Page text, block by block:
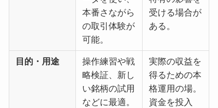
本番さながら
の取引体験が
可能。
受ける場合が
ある。
目的・用途
操作練習や戦
略検証、新し
い銘柄の試用
などに最適。
実際の収益を
得るための本
格運用の場。
資金を投入